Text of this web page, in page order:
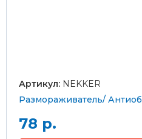
Артикул: NEKKER
Размораживатель/
78 р.